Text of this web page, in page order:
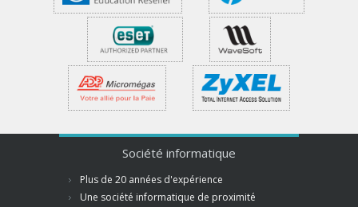
Société informatique
Plus de 20 années d'expérience
Une société informatique de proximité